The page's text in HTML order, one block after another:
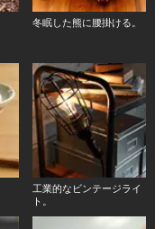
冬眠した熊に腰掛ける。
工業的なビンテージライ
ト。